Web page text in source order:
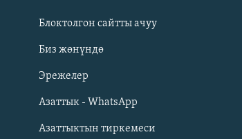
Русский
ОНЛАЙН ШЕРИНЕ
Блоктолгон сайтты ачуу
Биз жөнүндө
Эрежелер
Азаттык - WhatsApp
Азаттыктын тиркемеси